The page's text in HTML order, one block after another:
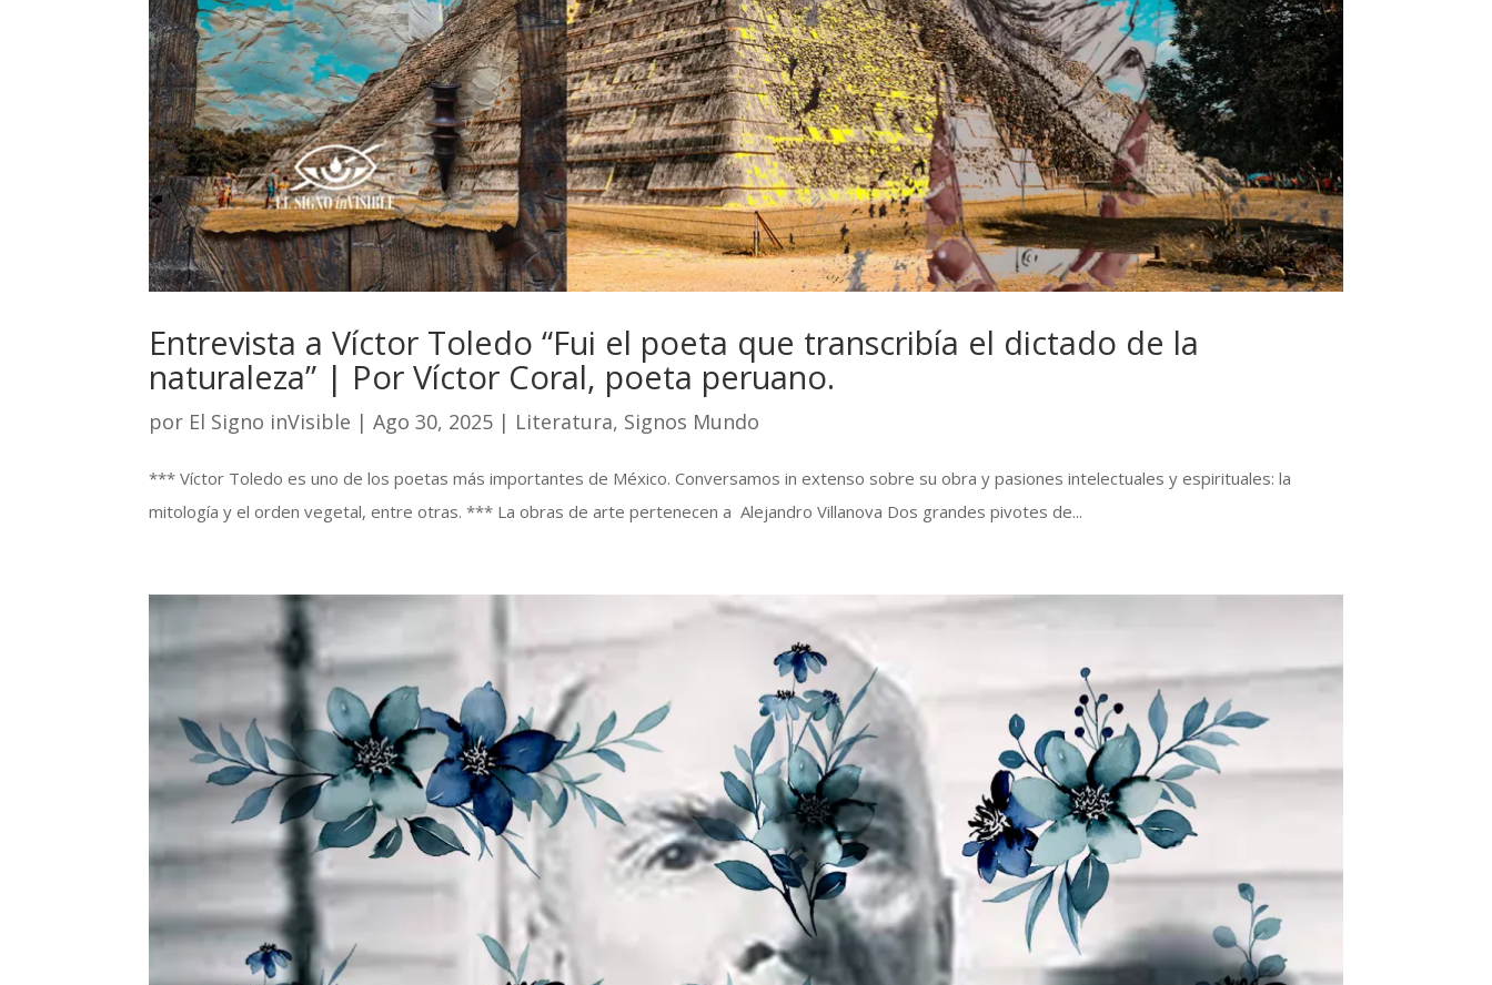
Entrevista a Víctor Toledo “Fui el poeta que transcribía el dictado de la
naturaleza” | Por Víctor Coral, poeta peruano.
por El Signo inVisible |Ago 30, 2025 | Literatura, Signos Mundo
*** Víctor Toledo es uno de los poetas más importantes de México. Conversamos in extenso sobre su obra y pasiones intelectuales y espirituales: la
mitología y el orden vegetal, entre otras. *** La obras de arte pertenecen a Alejandro Villanova Dos grandes pivotes de...